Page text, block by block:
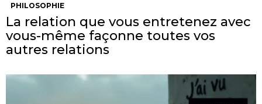
PHILOSOPHIE
La relation que vous entretenez avec
vous-même façonne toutes vos
autres relations